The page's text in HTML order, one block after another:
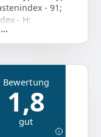
- 91;
- H;
PKW; Typ - pkw;
- B;
- A;
M+S -
nur einem
das Autoteil
Bewertung
1,8
gut